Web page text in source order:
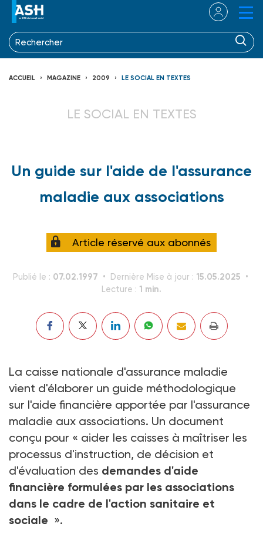
ACCUEIL MAGAZINE 2009 LE SOCIAL EN TEXTES
LE SOCIAL EN TEXTES
Un guide sur l'aide de l'assurance
maladie aux associations
Article réservé aux abonnés
Publié le : 07.02.1997 Dernière Mise à jour : 15.05.2025
Lecture : 1 min.
La caisse nationale d'assurance maladie
vient d'élaborer un guide méthodologique
sur l'aide financière apportée par l'assurance
maladie aux associations. Un document
conçu pour « aider les caisses à maîtriser les
processus d'instruction, de décision et
d'évaluation des demandes d'aide
financière formulées par les associations
dans le cadre de l'action sanitaire et
sociale ».